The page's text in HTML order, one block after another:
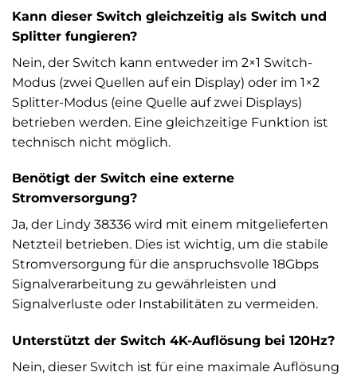
Kann dieser Switch gleichzeitig als Switch und
Splitter fungieren?
Nein, der Switch kann entweder im 2×1 Switch-
Modus (zwei Quellen auf ein Display) oder im 1×2
Splitter-Modus (eine Quelle auf zwei Displays)
betrieben werden. Eine gleichzeitige Funktion ist
technisch nicht möglich.
Benötigt der Switch eine externe
Stromversorgung?
Ja, der Lindy 38336 wird mit einem mitgelieferten
Netzteil betrieben. Dies ist wichtig, um die stabile
Stromversorgung für die anspruchsvolle 18Gbps
Signalverarbeitung zu gewährleisten und
Signalverluste oder Instabilitäten zu vermeiden.
Unterstützt der Switch 4K-Auflösung bei 120Hz?
Nein, dieser Switch ist für eine maximale Auflösung